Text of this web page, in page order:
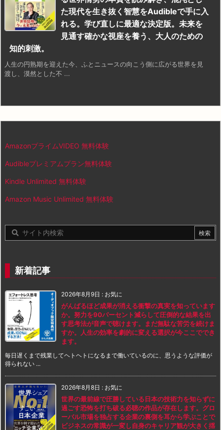
た現代を生き抜く智慧をAudibleで手に入
れる。学び直しに最適な決定版。未来を
見通す確かな視座を養う、大人のための
知的刺激。
人生の円熟期を迎えた今、ふとニュースの向こう側に広がる世界を見
渡し、漠然とした不 ...
AmazonプライムVIDEO 無料体験
Audibleプレミアムプラン無料体験
Kindle Unlimited 無料体験
Amazon Music Unlimited 無料体験
新着記事
2026年8月9日 : お気に
がんばるほど成果が消える衝撃の真実を知っています
か。努力を90パーセント減らして圧倒的な結果を出
す思考法が音声で聴けます。まだ無駄な苦労を続けま
すか。人生の効率を劇的に変える選択が今ここででき
ます。
毎日遅くまで残業してヘトヘトになるまで働いているのに、思うような評価が
得られない ...
2026年8月8日 : お気に
世界の最前線で圧勝している日本の技術力を知らずに
過ごす恐怖を打ち破る必聴の作品が存在します。グロ
ーバル市場を独占する企業の裏側を耳から学ぶことで
ビジネスの常識が一変し自身のキャリア観が大きく揺